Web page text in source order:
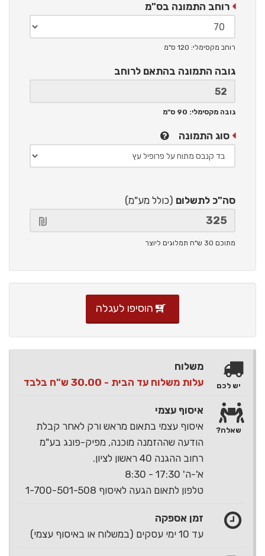
רוחב התמונה בס"מ
רוחב מקסימלי: 120 ס"מ
גובה התמונה בהתאם לרוחב
גובה מקסימלי: 90 ס"מ
סוג התמונה
סה"כ לתשלום (כולל מע"מ)
מתוכם 30 ש"ח תמלוגים ליוצר
הוסיפו לעגלה
משלוח
עלות משלוח עד הבית - 30.00 ש"ח בלבד
איסוף עצמי
איסוף עצמי בתאום מראש ורק לאחר קבלת
הודעה שההזמנה מוכנה, מפיק-פונג בע"מ
רחוב ההגנה 40 ראשון לציון.
א'-ה' 17:30 - 8:30
טלפון לתאום הגעה לאיסוף 1-700-501-508
זמן אספקה
עד 10 ימי עסקים (במשלוח או באיסוף עצמי)
יש לכם
שאלה?